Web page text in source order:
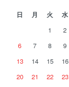
日 月 火 水
1
2
6
7 8 9
13
14 15 16
20
21 22 23